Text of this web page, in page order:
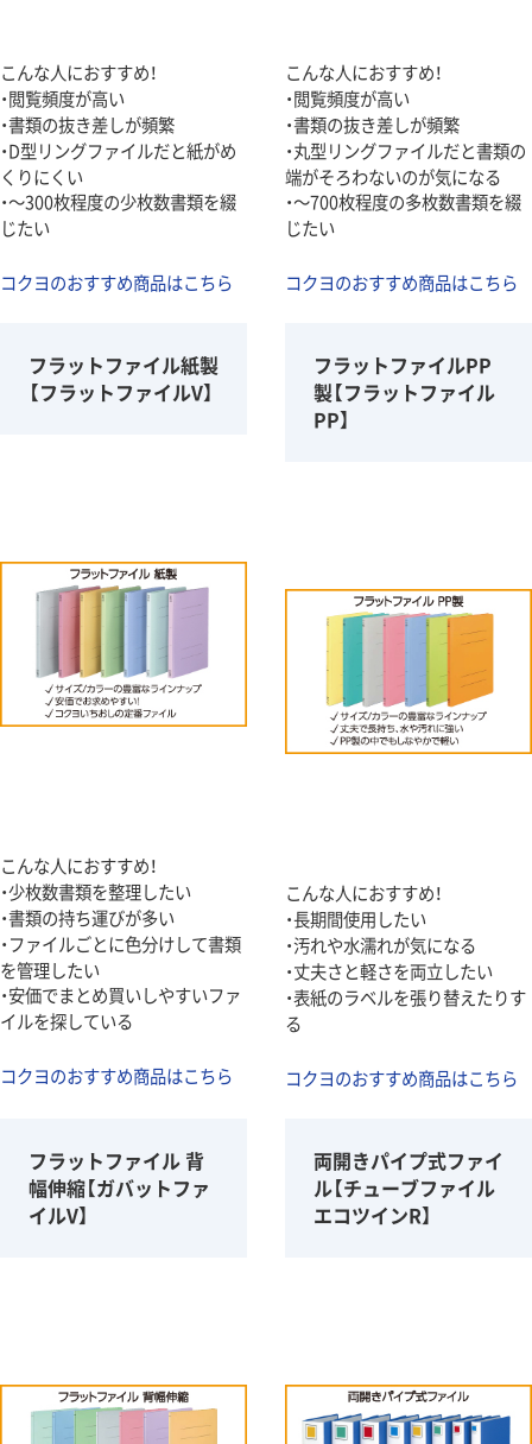
こんな人におすすめ！
・閲覧頻度が高い
・書類の抜き差しが頻繁
・D型リングファイルだと紙がめ
くりにくい
・～300枚程度の少枚数書類を綴
じたい
コクヨのおすすめ商品はこちら
こんな人におすすめ！
・閲覧頻度が高い
・書類の抜き差しが頻繁
・丸型リングファイルだと書類の
端がそろわないのが気になる
・～700枚程度の多枚数書類を綴
じたい
コクヨのおすすめ商品はこちら
フラットファイル紙製
【フラットファイルV】
こんな人におすすめ！
・少枚数書類を整理したい
・書類の持ち運びが多い
・ファイルごとに色分けして書類
を管理したい
・安価でまとめ買いしやすいファ
イルを探している
コクヨのおすすめ商品はこちら
フラットファイルPP
製【フラットファイル
PP】
こんな人におすすめ！
・長期間使用したい
・汚れや水濡れが気になる
・丈夫さと軽さを両立したい
・表紙のラベルを張り替えたりす
る
コクヨのおすすめ商品はこちら
フラットファイル 背
幅伸縮【ガバットファ
イルV】
両開きパイプ式ファイ
ル【チューブファイル
エコツインR】